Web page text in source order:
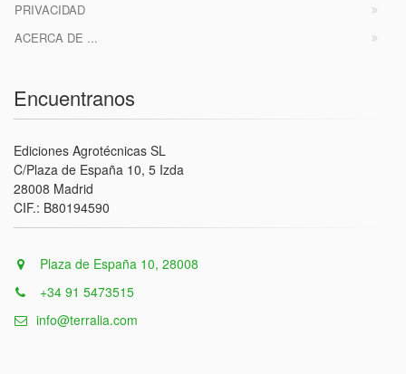
PRIVACIDAD
ACERCA DE ...
Encuentranos
Ediciones Agrotécnicas SL
C/Plaza de España 10, 5 Izda
28008 Madrid
CIF.: B80194590
Plaza de España 10, 28008
+34 91 5473515
info@terralia.com